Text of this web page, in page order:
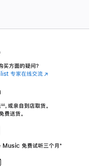
方面的疑问？
专家在线交流(在
中
∆∆， 或亲自到店取货。
费送货。
免费试听三个月 ‍脚
‍⁺